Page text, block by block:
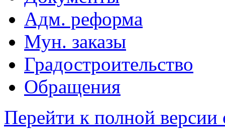
Адм. реформа
Мун. заказы
Градостроительство
Обращения
Перейти к полной версии